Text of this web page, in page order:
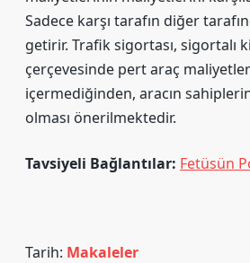
Sadece karşı tarafın diğer
getirir. Trafik sigortası, sigortalı
çerçevesinde pert araç
içermediğinden, aracın
olması önerilmektedir.
Tavsiyeli Bağlantılar: Fetüsün
Tarih: Makaleler